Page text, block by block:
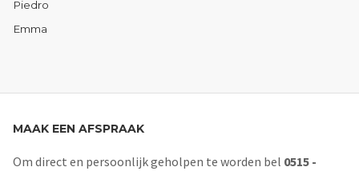
Piedro
Emma
MAAK EEN AFSPRAAK
Om direct en persoonlijk geholpen te worden bel 0515 -